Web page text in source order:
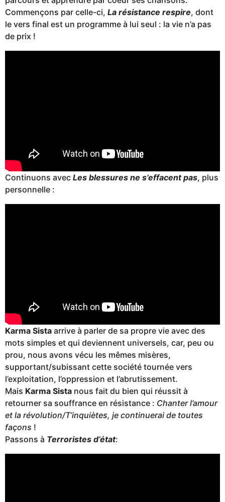
Commençons par celle-ci, La résistance respire, dont
le vers final est un programme à lui seul : la vie n’a pas
de prix !
Continuons avec Les blessures ne s’effacent pas, plus
personnelle :
Karma Sista arrive à parler de sa propre vie avec des
mots simples et qui deviennent universels, car, peu ou
prou, nous avons vécu les mêmes misères,
supportant/subissant cette société tournée vers
l’exploitation, l’oppression et l’abrutissement.
Mais Karma Sista nous fait du bien qui réussit à
retourner sa souffrance en résistance : Chanter l’amour
et la révolution/T’inquiètes, je continuerai de toutes
façons !
Passons à Terroristes d’état: